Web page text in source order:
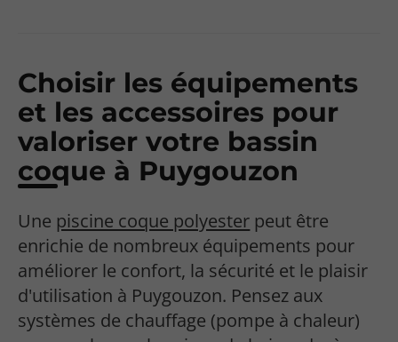
Choisir les équipements
et les accessoires pour
valoriser votre bassin
coque à Puygouzon
Une piscine coque polyester peut être
enrichie de nombreux équipements pour
améliorer le confort, la sécurité et le plaisir
d'utilisation à Puygouzon. Pensez aux
systèmes de chauffage (pompe à chaleur)